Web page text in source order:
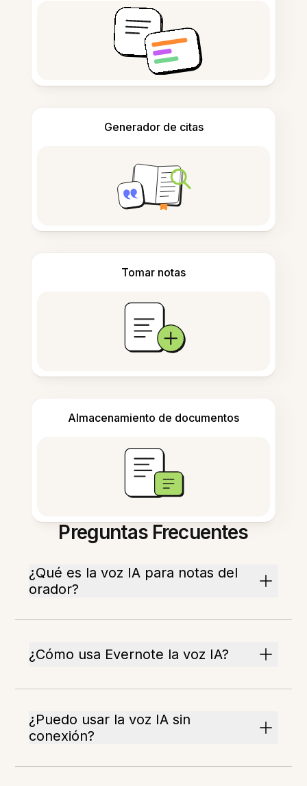
Generador de citas
Tomar notas
Almacenamiento de documentos
Preguntas Frecuentes
¿Qué es la voz IA para notas del
orador?
¿Cómo usa Evernote la voz IA?
¿Puedo usar la voz IA sin
conexión?